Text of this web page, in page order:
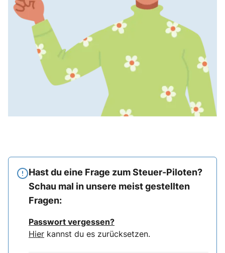
Hast du eine Frage zum Steuer-Piloten?
Schau mal in unsere meist gestellten
Fragen:
Passwort vergessen?
Hier kannst du es zurücksetzen.